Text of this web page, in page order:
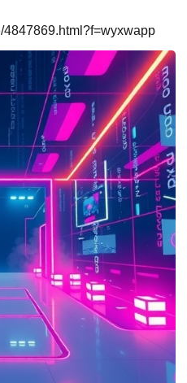
4847869.html?f=wyxwapp